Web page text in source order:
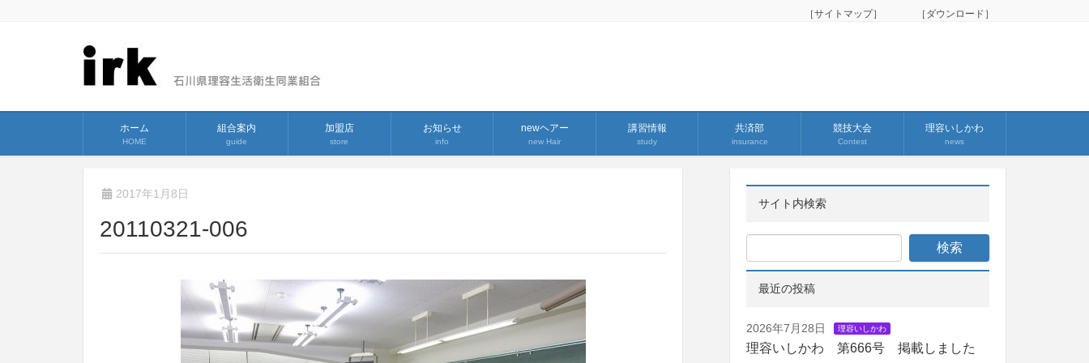
［サイトマップ］ ［ダウンロード］
ホーム
HOME
組合案内
guide
加盟店
store
お知らせ
info
newヘアー
new Hair
講習情報
study
共済部
insurance
競技大会
Contest
理容いしかわ
news
2017年1月8日
20110321-006
サイト内検索
最近の投稿
2026年7月28日 理容いしかわ
理容いしかわ 第666号 掲載しました